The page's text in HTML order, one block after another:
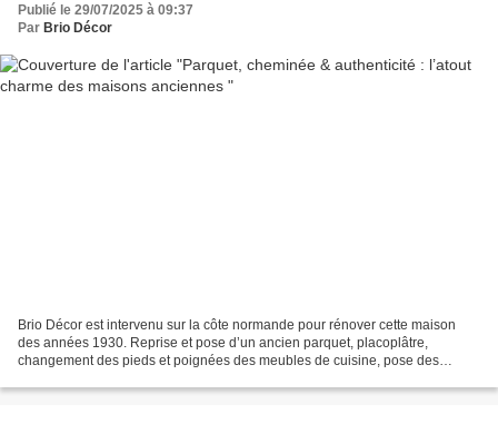
Publié le 29/07/2025 à 09:37
Par Brio Décor
Brio Décor est intervenu sur la côte normande pour rénover cette maison
des années 1930. Reprise et pose d’un ancien parquet, placoplâtre,
changement des pieds et poignées des meubles de cuisine, pose des